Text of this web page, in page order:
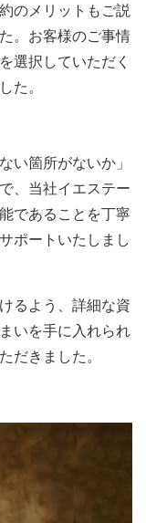
のメリットもご説
。お客様のご事情
選択していただく
た。
い箇所がないか」
、当社イエステー
であることを丁寧
ポートいたしまし
るよう、詳細な資
いを手に入れられ
だきました。